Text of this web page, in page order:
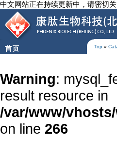
中文网站正在持续更新中，请密切
Top »
Warning:
result resource in
/var/www/
on line 266